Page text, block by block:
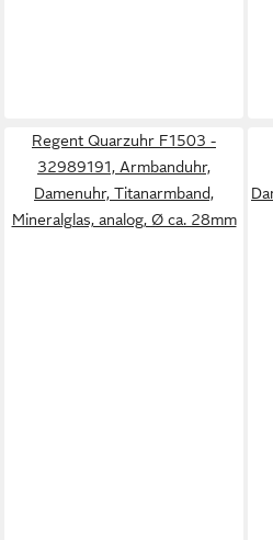
Regent Quarzuhr F1503 -
32989191, Armbanduhr,
Damenuhr, Titanarmband,
Mineralglas, analog, Ø ca. 28mm